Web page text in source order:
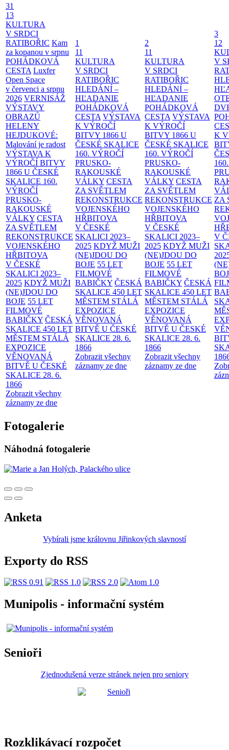
31
13
KULTURA
V SRDCI
RATIBOŘIC Kam
za kopanou v srpnu
POHÁDKOVÁ
CESTA Luxfer
Open Space
v červenci a srpnu
2026 VERNISÁŽ
VÝSTAVY
OBRAZŮ
HELENY
HEJDUKOVÉ:
Malování je radost
VÝSTAVA K
VÝROČÍ BITVY
1866 U ČESKÉ
SKALICE 160.
VÝROČÍ
PRUSKO-
RAKOUSKÉ
VÁLKY CESTA
ZA SVĚTLEM
REKONSTRUKCE
VOJENSKÉHO
HŘBITOVA
V ČESKÉ
SKALICI 2023–
2025 KDYŽ MUŽI
(NE)JDOU DO
BOJE 55 LET
FILMOVÉ
BABIČKY ČESKÁ
SKALICE 450 LET
MĚSTEM STÁLÁ
EXPOZICE
VĚNOVANÁ
BITVĚ U ČESKÉ
SKALICE 28. 6.
1866
Zobrazit všechny
záznamy ze dne
1
11
KULTURA
V SRDCI
RATIBOŘIC
HLEDÁNÍ –
HĽADANIE
POHÁDKOVÁ
CESTA VÝSTAVA
K VÝROČÍ
BITVY 1866 U
ČESKÉ SKALICE
160. VÝROČÍ
PRUSKO-
RAKOUSKÉ
VÁLKY CESTA
ZA SVĚTLEM
REKONSTRUKCE
VOJENSKÉHO
HŘBITOVA
V ČESKÉ
SKALICI 2023–
2025 KDYŽ MUŽI
(NE)JDOU DO
BOJE 55 LET
FILMOVÉ
BABIČKY ČESKÁ
SKALICE 450 LET
MĚSTEM STÁLÁ
EXPOZICE
VĚNOVANÁ
BITVĚ U ČESKÉ
SKALICE 28. 6.
1866
Zobrazit všechny
záznamy ze dne
2
11
KULTURA
V SRDCI
RATIBOŘIC
HLEDÁNÍ –
HĽADANIE
POHÁDKOVÁ
CESTA VÝSTAVA
K VÝROČÍ
BITVY 1866 U
ČESKÉ SKALICE
160. VÝROČÍ
PRUSKO-
RAKOUSKÉ
VÁLKY CESTA
ZA SVĚTLEM
REKONSTRUKCE
VOJENSKÉHO
HŘBITOVA
V ČESKÉ
SKALICI 2023–
2025 KDYŽ MUŽI
(NE)JDOU DO
BOJE 55 LET
FILMOVÉ
BABIČKY ČESKÁ
SKALICE 450 LET
MĚSTEM STÁLÁ
EXPOZICE
VĚNOVANÁ
BITVĚ U ČESKÉ
SKALICE 28. 6.
1866
Zobrazit všechny
záznamy ze dne
3
12
V
K
ZA
V
Fotogalerie
Náhodná fotogalerie
Anketa
Vybírali jsme královnu Jiřinkových slavností
Exporty do RSS
Munipolis - informační systém
Senioři
Zjednodušená verze stránek nejen pro seniory
Rozklikávací rozpočet